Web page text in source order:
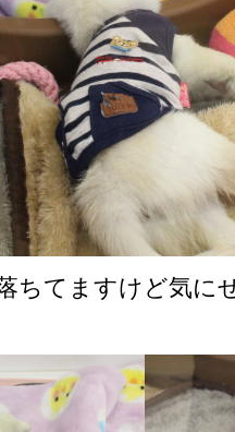
ちてますけど気に